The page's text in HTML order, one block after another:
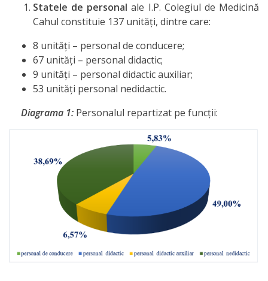
Statele de personal ale I.P. Colegiul de Medicină
Cahul constituie 137 unități, dintre care:
8 unități – personal de conducere;
67 unități – personal didactic;
9 unități – personal didactic auxiliar;
53 unități personal nedidactic.
Diagrama 1: Personalul repartizat pe funcții: